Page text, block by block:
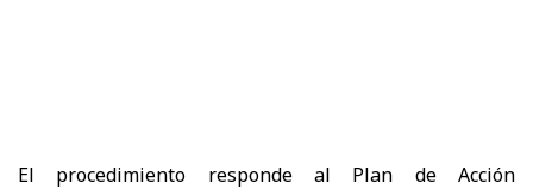
El procedimiento responde al Plan de Acción